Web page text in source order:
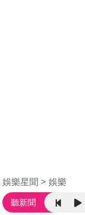
娛樂星聞 娛樂
聽新聞